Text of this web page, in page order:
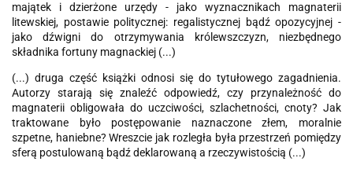
majątek i dzierżone urzędy - jako wyznacznikach magnaterii
litewskiej, postawie politycznej: regalistycznej bądź opozycyjnej -
jako dźwigni do otrzymywania królewszczyzn, niezbędnego
składnika fortuny magnackiej (...)
(...) druga część książki odnosi się do tytułowego zagadnienia.
Autorzy starają się znaleźć odpowiedź, czy przynależność do
magnaterii obligowała do uczciwości, szlachetności, cnoty? Jak
traktowane było postępowanie naznaczone złem, moralnie
szpetne, haniebne? Wreszcie jak rozległa była przestrzeń pomiędzy
sferą postulowaną bądź deklarowaną a rzeczywistością (...)